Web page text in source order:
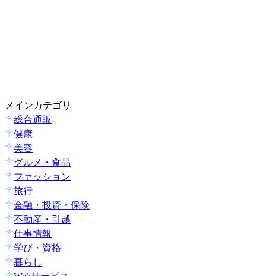
メインカテゴリ
総合通販
健康
美容
グルメ・食品
ファッション
旅行
金融・投資・保険
不動産・引越
仕事情報
学び・資格
暮らし